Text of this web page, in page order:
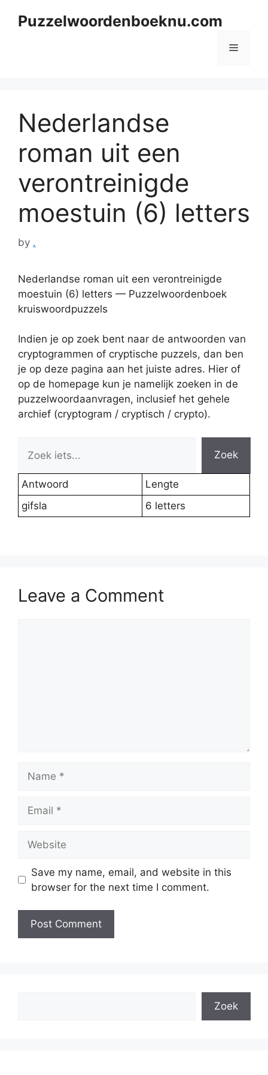
Puzzelwoordenboeknu.com
Menu
Nederlandse
roman uit een
verontreinigde
moestuin (6) letters
by .
Nederlandse roman uit een verontreinigde
moestuin (6) letters — Puzzelwoordenboek
kruiswoordpuzzels
Indien je op zoek bent naar de antwoorden van
cryptogrammen of cryptische puzzels, dan ben
je op deze pagina aan het juiste adres. Hier of
op de homepage kun je namelijk zoeken in de
puzzelwoordaanvragen, inclusief het gehele
archief (cryptogram / cryptisch / crypto).
Zoek
Antwoord
Lengte
gifsla
6 letters
Leave a Comment
Save my name, email, and website in this
browser for the next time I comment.
Zoek